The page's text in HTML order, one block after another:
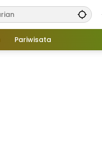
Pariwisata